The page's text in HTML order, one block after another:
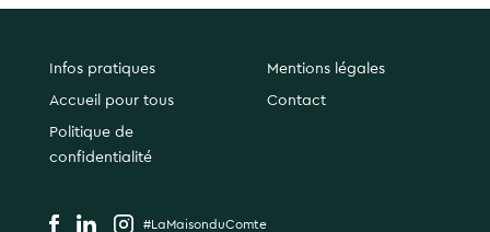
Infos pratiques
Accueil pour tous
Politique de
confidentialité
Mentions légales
Contact
#LaMaisonduComte